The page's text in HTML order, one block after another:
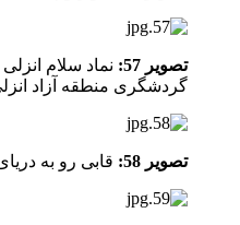
تصویر 57:
نماد سلام
گردشگری منطقه آزاد
تصویر 58: قابی رو به